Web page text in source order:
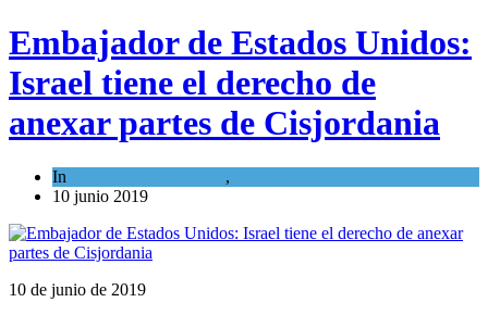
Embajador de Estados Unidos:
Israel tiene el derecho de
anexar partes de Cisjordania
In ,
10 junio 2019
10 de junio de 2019